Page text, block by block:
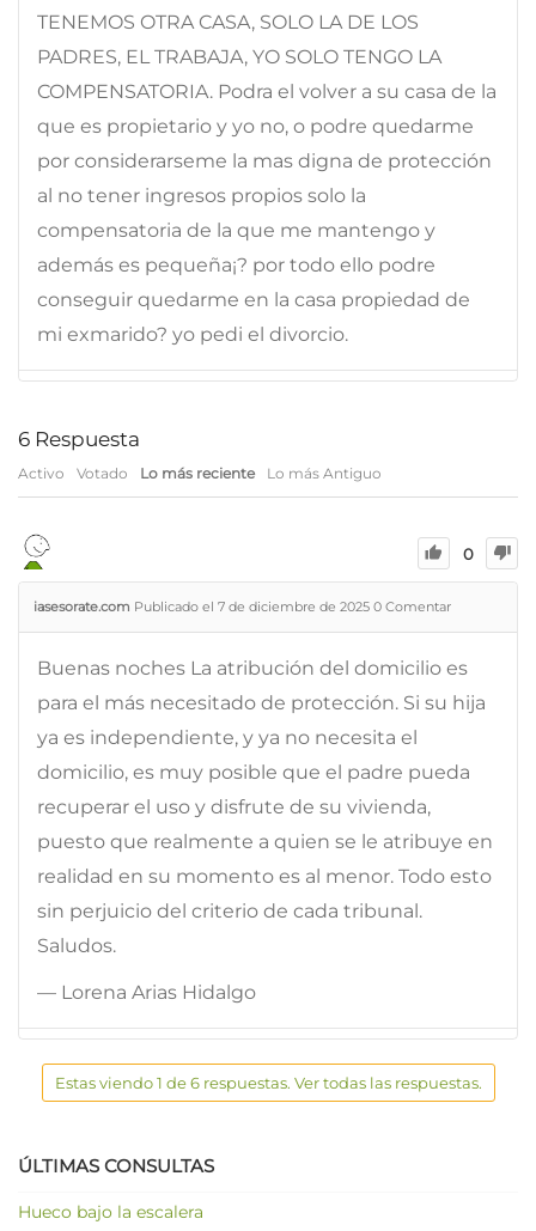
TENEMOS OTRA CASA, SOLO LA DE LOS
PADRES, EL TRABAJA, YO SOLO TENGO LA
COMPENSATORIA. Podra el volver a su casa de la
que es propietario y yo no, o podre quedarme
por considerarseme la mas digna de protección
al no tener ingresos propios solo la
compensatoria de la que me mantengo y
además es pequeña¡? por todo ello podre
conseguir quedarme en la casa propiedad de
mi exmarido? yo pedi el divorcio.
6 Respuesta
Activo Votado Lo más reciente Lo más Antiguo
0
iasesorate.com Publicado el 7 de diciembre de 2025 0 Comentar
Buenas noches La atribución del domicilio es
para el más necesitado de protección. Si su hija
ya es independiente, y ya no necesita el
domicilio, es muy posible que el padre pueda
recuperar el uso y disfrute de su vivienda,
puesto que realmente a quien se le atribuye en
realidad en su momento es al menor. Todo esto
sin perjuicio del criterio de cada tribunal.
Saludos.
— Lorena Arias Hidalgo
Estas viendo 1 de 6 respuestas. Ver todas las respuestas.
ÚLTIMAS CONSULTAS
Hueco bajo la escalera